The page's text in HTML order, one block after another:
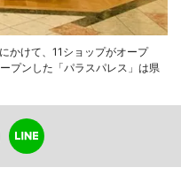
かけて、11ショップがオープ
プンした「パラスパレス」は県